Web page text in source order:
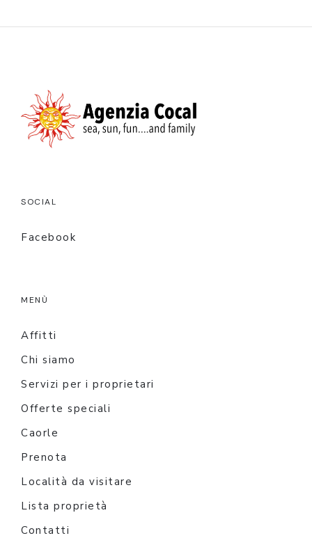
SOCIAL
Facebook
MENÙ
Affitti
Chi siamo
Servizi per i proprietari
Offerte speciali
Caorle
Prenota
Località da visitare
Lista proprietà
Contatti